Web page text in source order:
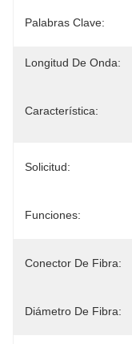
Palabras Clave:
Longitud De Onda:
Característica:
Solicitud:
Funciones:
Conector De Fibra:
Diámetro De Fibra: